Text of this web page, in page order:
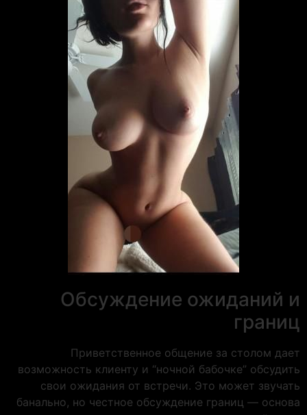
Обсуждение ожиданий и
границ
Приветственное общение за столом дает
возможность клиенту и “ночной бабочке” обсудить
свои ожидания от встречи. Это может звучать
банально, но честное обсуждение границ — основа